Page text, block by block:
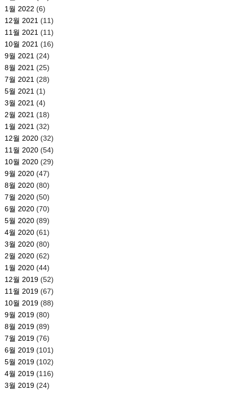
1월 2022 (6)
12월 2021 (11)
11월 2021 (11)
10월 2021 (16)
9월 2021 (24)
8월 2021 (25)
7월 2021 (28)
5월 2021 (1)
3월 2021 (4)
2월 2021 (18)
1월 2021 (32)
12월 2020(32)
11월 2020(54)
10월 2020(29)
9월 2020(47)
8월 2020(80)
7월 2020(50)
6월 2020(70)
5월 2020(89)
4월 2020(61)
3월 2020(80)
2월 2020(62)
1월 2020(44)
12월 2019(52)
11월 2019(67)
10월 2019(88)
9월 2019(80)
8월 2019(89)
7월 2019(76)
6월 2019(101)
5월 2019(102)
4월 2019(116)
3월 2019(24)